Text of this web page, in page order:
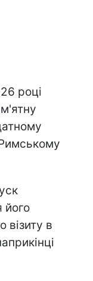
році
його
візиту в